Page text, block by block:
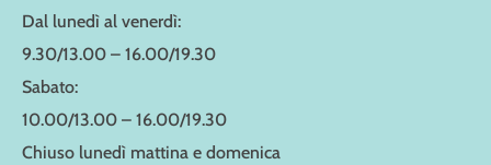
Dal lunedì al venerdì:
9.30/13.00 – 16.00/19.30
Sabato:
10.00/13.00 – 16.00/19.30
Chiuso lunedì mattina e domenica